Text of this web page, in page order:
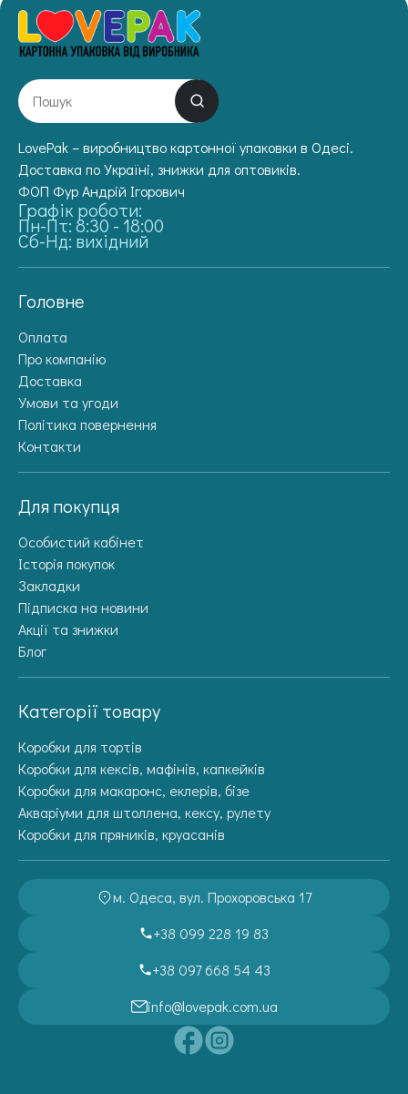
LovePak – виробництво картонної упаковки в Одесі.
Доставка по Україні, знижки для оптовиків.
ФОП Фур Андрій Ігорович
Графік роботи:
Пн-Пт: 8:30 - 18:00
Сб-Нд: вихідний
Головне
Оплата
Про компанію
Доставка
Умови та угоди
Політика повернення
Контакти
Для покупця
Особистий кабінет
Історія покупок
Закладки
Підписка на новини
Акції та знижки
Блог
Категорії товару
Коробки для тортів
Коробки для кексів, мафінів, капкейків
Коробки для макаронс, еклерів, бізе
Акваріуми для штоллена, кексу, рулету
Коробки для пряників, круасанів
м. Одеса, вул. Прохоровська 17
+38 099 228 19 83
+38 097 668 54 43
info@lovepak.com.ua